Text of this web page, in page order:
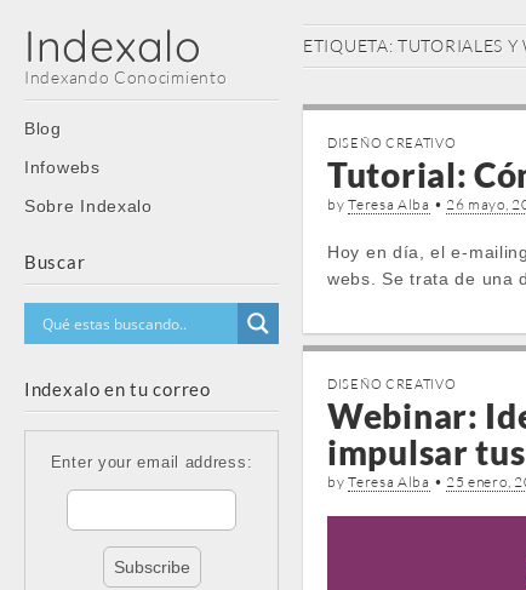
Indexalo
Indexando Conocimiento
Main
menu
Skip
content
Blog
Infowebs
Sobre Indexalo
Buscar
Indexalo en tu correo
Enter your email address:
ETIQUETA: TUTORIALES Y
DISEÑO CREATIVO
Tutorial:
byTeresa Alba • 26 mayo,
Hoy en día, el e-
webs. Se trata de una
DISEÑO CREATIVO
Webinar:
impulsar
byTeresa Alba • 25 enero,